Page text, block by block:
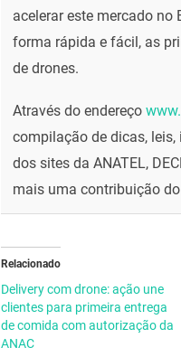
acelerar este mercado no
forma rápida e fácil, as
de drones.
Através do endereço
compilação de dicas,
dos sites da ANATEL,
mais uma contribuição
Relacionado
Delivery com drone: ação une
clientes para primeira entrega
de comida com autorização da
ANAC